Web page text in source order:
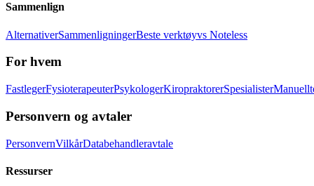
Sammenlign
AlternativerSammenligningerBeste verktøyvs Noteless
For hvem
FastlegerFysioterapeuterPsykologerKiropraktorerSpesialister
Personvern og avtaler
PersonvernVilkårDatabehandleravtale
Ressurser